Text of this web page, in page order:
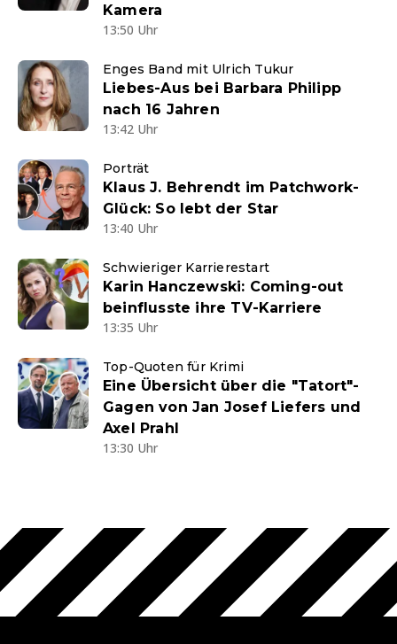
Kamera
13:50 Uhr
Enges Band mit Ulrich Tukur
Liebes-Aus bei Barbara Philipp
nach 16 Jahren
13:42 Uhr
Porträt
Klaus J. Behrendt im Patchwork-
Glück: So lebt der Star
13:40 Uhr
Schwieriger Karrierestart
Karin Hanczewski: Coming-out
beinflusste ihre TV-Karriere
13:35 Uhr
Top-Quoten für Krimi
Eine Übersicht über die "Tatort"-
Gagen von Jan Josef Liefers und
Axel Prahl
13:30 Uhr